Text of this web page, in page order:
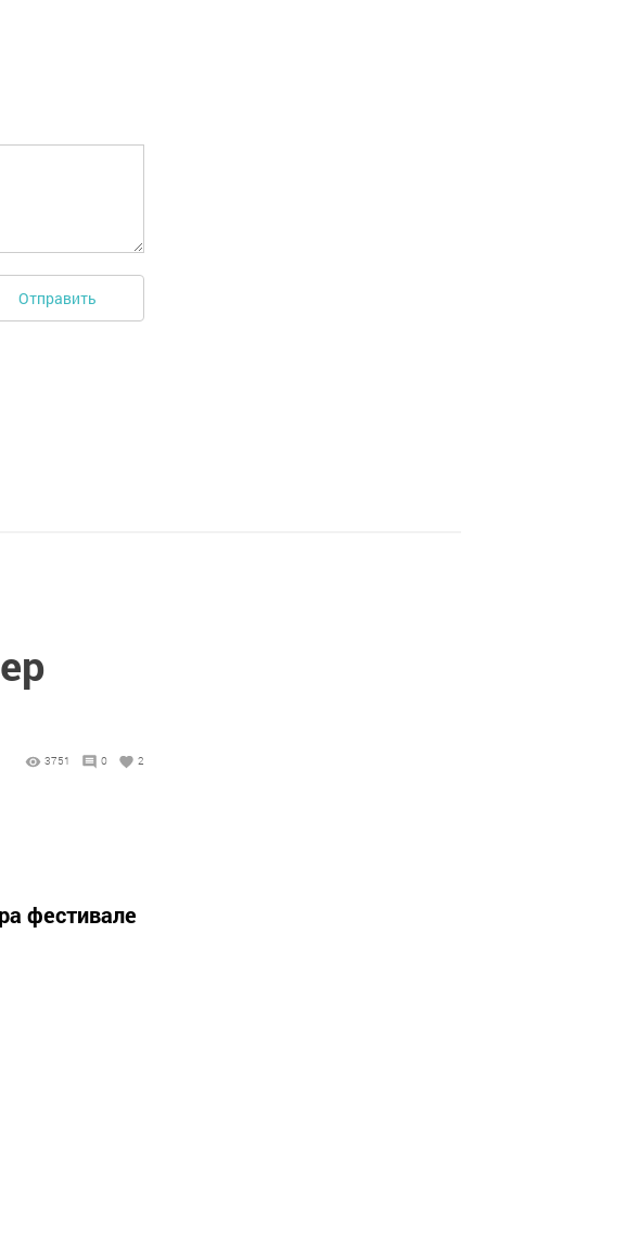
Отправить
3751 0 2
фестивале